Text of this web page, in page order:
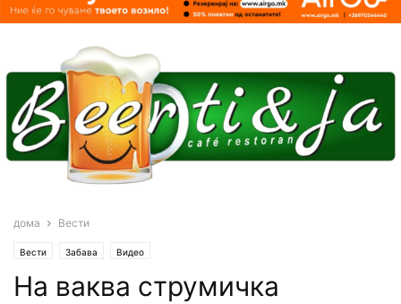
дома Вести
Вести Забава Видео
На ваква струмичка